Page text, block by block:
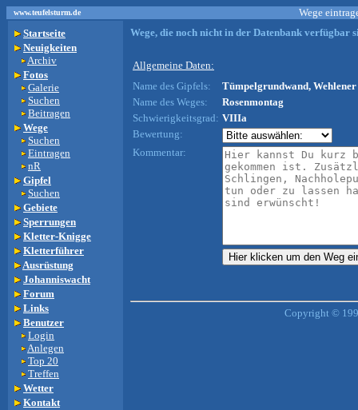
www.teufelsturm.de
Wege
Startseite
Neuigkeiten
Archiv
Fotos
Galerie
Suchen
Beitragen
Wege
Suchen
Eintragen
nR
Gipfel
Suchen
Gebiete
Sperrungen
Kletter-Knigge
Kletterführer
Ausrüstung
Johanniswacht
Forum
Links
Benutzer
Login
Anlegen
Top 20
Treffen
Wetter
Kontakt
Wege, die noch nicht in der Datenbank verfügbar
Allgemeine Daten:
Name des Gipfels:
Tümpelgrundwand, Wehlener
Name des Weges:
Rosenmontag
Schwierigkeitsgrad: VIIIa
Bewertung:
Kommentar:
Copyright ©